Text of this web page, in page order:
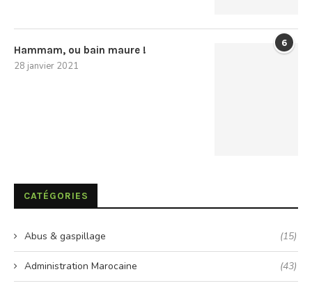
6
Hammam, ou bain maure !
28 janvier 2021
CATÉGORIES
Abus & gaspillage (15)
Administration Marocaine (43)